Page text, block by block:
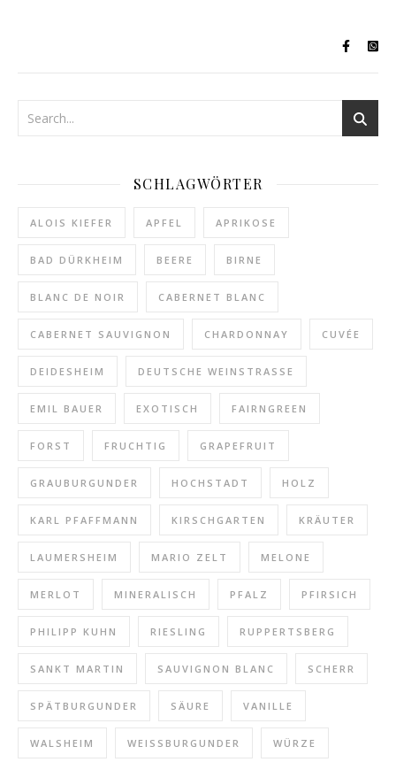
SCHLAGWÖRTER
ALOIS KIEFER APFEL APRIKOSE
BAD DÜRKHEIM BEERE BIRNE
BLANC DE NOIR CABERNET BLANC
CABERNET SAUVIGNON CHARDONNAY CUVÉE
DEIDESHEIM DEUTSCHE WEINSTRASSE
EMIL BAUER EXOTISCH FAIRNGREEN
FORST FRUCHTIG GRAPEFRUIT
GRAUBURGUNDER HOCHSTADT HOLZ
KARL PFAFFMANN KIRSCHGARTEN KRÄUTER
LAUMERSHEIM MARIO ZELT MELONE
MERLOT MINERALISCH PFALZ PFIRSICH
PHILIPP KUHN RIESLING RUPPERTSBERG
SANKT MARTIN SAUVIGNON BLANC SCHERR
SPÄTBURGUNDER SÄURE VANILLE
WALSHEIM WEISSBURGUNDER WÜRZE